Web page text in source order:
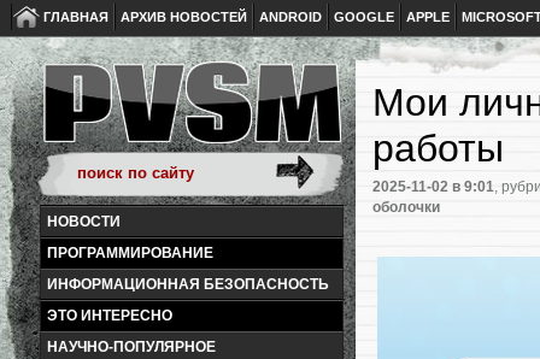
ГЛАВНАЯ АРХИВ НОВОСТЕЙ ANDROID GOOGLE APPLE
НОВОСТИ
ПРОГРАММИРОВАНИЕ
ИНФОРМАЦИОННАЯ БЕЗОПАСНОСТЬ
ЭТО ИНТЕРЕСНО
НАУЧНО-ПОПУЛЯРНОЕ
Мои
работы
2025-11-02 в 9:01,
оболочки